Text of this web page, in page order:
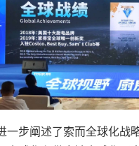
一步阐述了索而全球化战